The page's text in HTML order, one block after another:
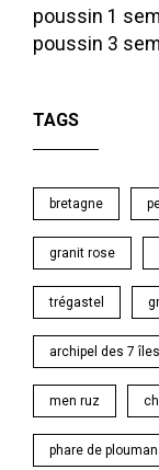
poussin 1
poussin 3
TAGS
bretagne
granit rose
trégastel
archipel des 7 îles
men ruz
phare de